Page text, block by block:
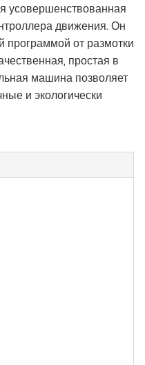
усовершенствованная
движения. Он
программой от размотки
простая в
машина позволяет
и экологически